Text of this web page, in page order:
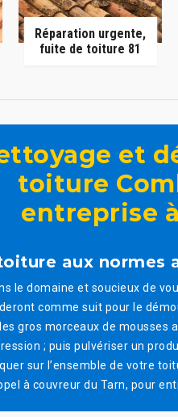
Réparation urgente,
fuite de toiture 81
et
toiture
entreprise
aux normes
le domaine et soucieux de
comme suit pour le
gros morceaux de mousses
; puis pulvériser un
sur l’ensemble de votre
à couvreur du Tarn, pour